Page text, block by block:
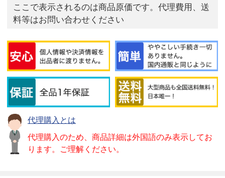
ここで表示されるのは商品原価です。代理費用、送
料等はお問い合わせください
代理購入とは
代理購入のため、商品詳細は外国語のみ表示してお
ります。ご理解ください。